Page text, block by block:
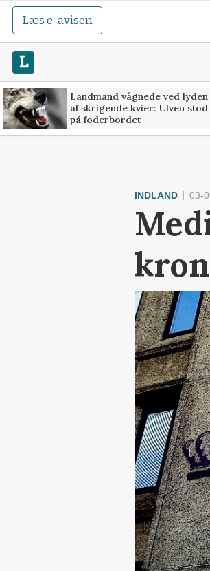
Læs e-avisen
Landmand vågnede ved lyden
af skrigende kvier: Ulven stod
på foderbordet
INDLAND 03-